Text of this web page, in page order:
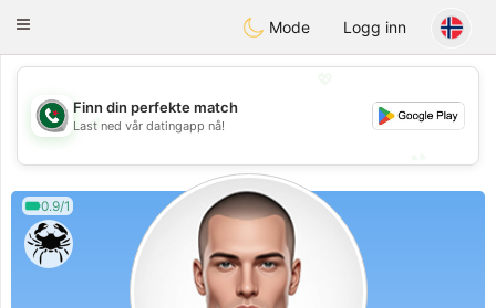
Weshrak
Toggle
Mode Logg inn
💖
💕
Finn din perfekte match
Last ned vår datingapp nå!
0.9/1